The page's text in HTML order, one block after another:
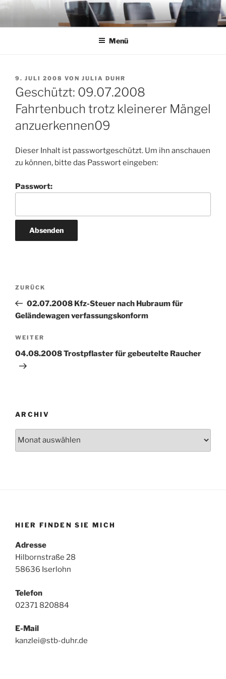
Zum
springen
Menü
VERÖFFENTLICHT
AM
9. JULI 2008 VON JULIA DUHR
Geschützt: 09.07.2008
Fahrtenbuch trotz kleinerer Mängel
anzuerkennen09
Dieser Inhalt ist passwortgeschützt. Um ihn anschauen
zu können, bitte das Passwort eingeben:
Passwort:
Beitragsnavigation
Vorheriger
Beitrag
ZURÜCK
02.07.2008 Kfz-Steuer nach Hubraum für
Geländewagen verfassungskonform
Nächster
Beitrag
WEITER
04.08.2008 Trostpflaster für gebeutelte Raucher
ARCHIV
HIER FINDEN SIE MICH
Adresse
Hilbornstraße 28
58636 Iserlohn
Telefon
02371 820884
E-Mail
kanzlei@stb-duhr.de